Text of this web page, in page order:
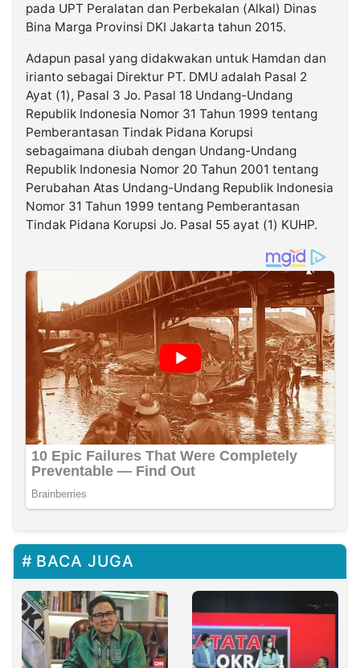
pada UPT Peralatan dan Perbekalan (Alkal) Dinas
Bina Marga Provinsi DKI Jakarta tahun 2015.
Adapun pasal yang didakwakan untuk Hamdan dan
irianto sebagai Direktur PT. DMU adalah Pasal 2
Ayat (1), Pasal 3 Jo. Pasal 18 Undang-Undang
Republik Indonesia Nomor 31 Tahun 1999 tentang
Pemberantasan Tindak Pidana Korupsi
sebagaimana diubah dengan Undang-Undang
Republik Indonesia Nomor 20 Tahun 2001 tentang
Perubahan Atas Undang-Undang Republik Indonesia
Nomor 31 Tahun 1999 tentang Pemberantasan
Tindak Pidana Korupsi Jo. Pasal 55 ayat (1) KUHP.
BACA JUGA